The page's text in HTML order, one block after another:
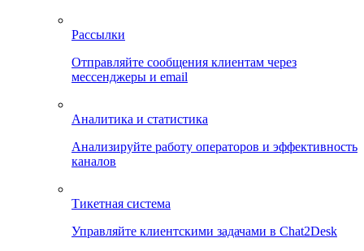
Рассылки
Отправляйте сообщения клиентам через
мессенджеры и email
Аналитика и статистика
Анализируйте работу операторов и эффективность
каналов
Тикетная система
Управляйте клиентскими задачами в Chat2Desk